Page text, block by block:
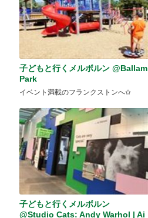
子どもと行くメルボルン @Ballam
Park
イベント満載のフランクストンへ✩
子どもと行くメルボルン
@Studio Cats: Andy Warhol | Ai